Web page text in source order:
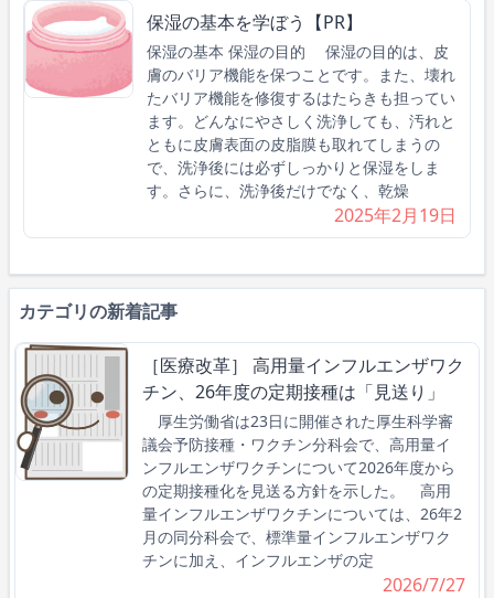
保湿の基本を学ぼう【PR】
保湿の基本 保湿の目的 保湿の目的は、皮
膚のバリア機能を保つことです。また、壊れ
たバリア機能を修復するはたらきも担ってい
ます。どんなにやさしく洗浄しても、汚れと
ともに皮膚表面の皮脂膜も取れてしまうの
で、洗浄後には必ずしっかりと保湿をしま
す。さらに、洗浄後だけでなく、乾燥
2025年2月19日
カテゴリの新着記事
［医療改革］ 高用量インフルエンザワク
チン、26年度の定期接種は「見送り」
厚生労働省は23日に開催された厚生科学審
議会予防接種・ワクチン分科会で、高用量イ
ンフルエンザワクチンについて2026年度から
の定期接種化を見送る方針を示した。 高用
量インフルエンザワクチンについては、26年2
月の同分科会で、標準量インフルエンザワク
チンに加え、インフルエンザの定
2026/7/27